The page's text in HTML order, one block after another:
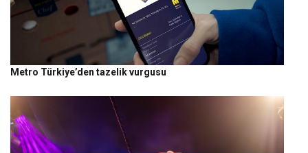
Metro Türkiye’den tazelik vurgusu